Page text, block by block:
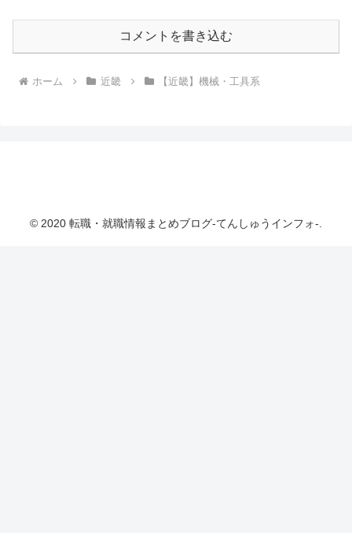
コメントを書き込む
ホーム 近畿 【近畿】機械・工具系
© 2020 転職・就職情報まとめブログ-てんしゅうインフォ-.